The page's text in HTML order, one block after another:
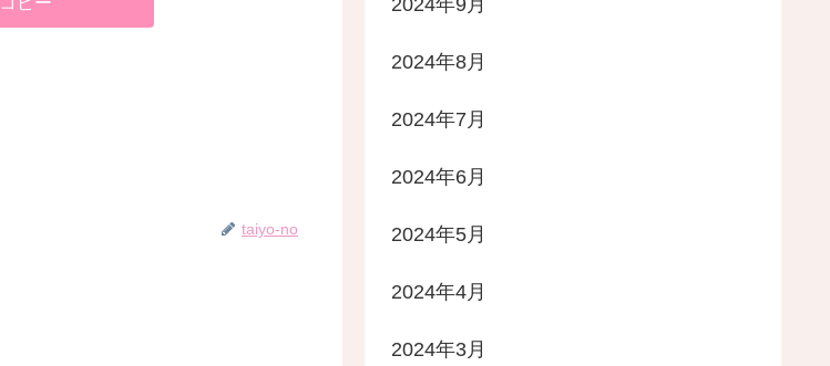
taiyo-no
2024年9月
2024年8月
2024年7月
2024年6月
2024年5月
2024年4月
2024年3月